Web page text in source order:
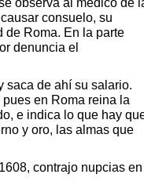
observa al médico de
consuelo, su
de Roma. En la parte
denuncia el
saca de ahí su salario.
en Roma reina la
e indica lo que hay
y oro, las almas que
contrajo nupcias en